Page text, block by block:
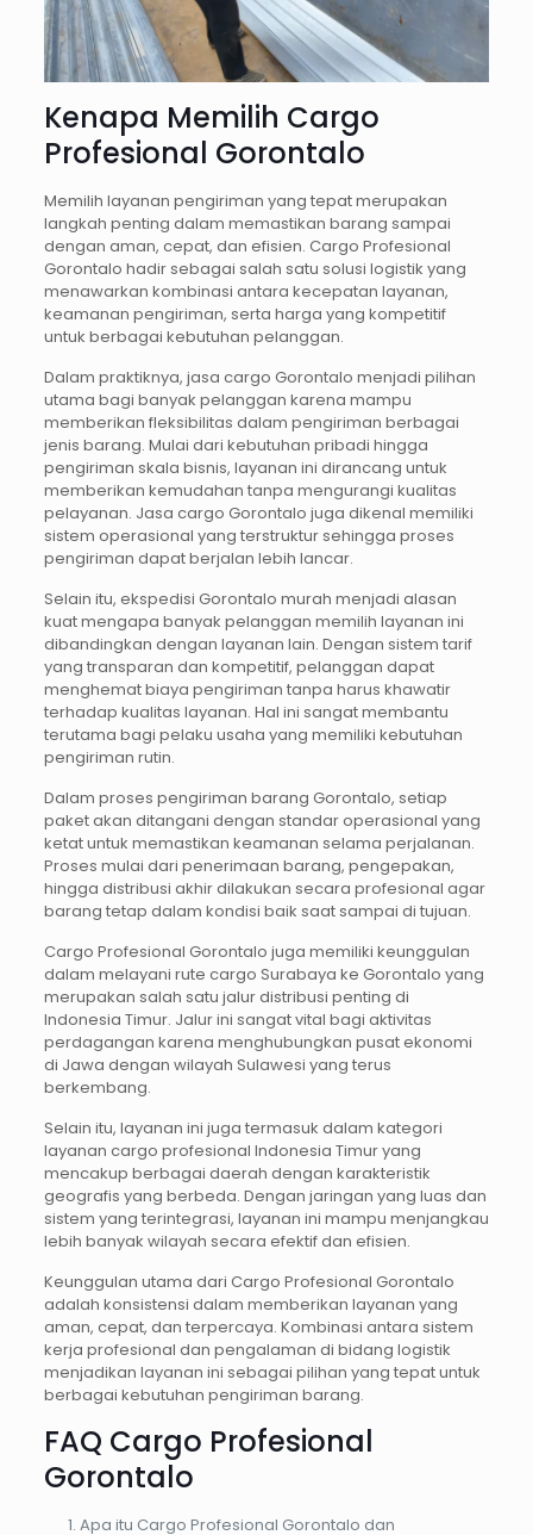
Kenapa Memilih Cargo
Profesional Gorontalo
Memilih layanan pengiriman yang tepat merupakan
langkah penting dalam memastikan barang sampai
dengan aman, cepat, dan efisien. Cargo Profesional
Gorontalo hadir sebagai salah satu solusi logistik yang
menawarkan kombinasi antara kecepatan layanan,
keamanan pengiriman, serta harga yang kompetitif
untuk berbagai kebutuhan pelanggan.
Dalam praktiknya, jasa cargo Gorontalo menjadi pilihan
utama bagi banyak pelanggan karena mampu
memberikan fleksibilitas dalam pengiriman berbagai
jenis barang. Mulai dari kebutuhan pribadi hingga
pengiriman skala bisnis, layanan ini dirancang untuk
memberikan kemudahan tanpa mengurangi kualitas
pelayanan. Jasa cargo Gorontalo juga dikenal memiliki
sistem operasional yang terstruktur sehingga proses
pengiriman dapat berjalan lebih lancar.
Selain itu, ekspedisi Gorontalo murah menjadi alasan
kuat mengapa banyak pelanggan memilih layanan ini
dibandingkan dengan layanan lain. Dengan sistem tarif
yang transparan dan kompetitif, pelanggan dapat
menghemat biaya pengiriman tanpa harus khawatir
terhadap kualitas layanan. Hal ini sangat membantu
terutama bagi pelaku usaha yang memiliki kebutuhan
pengiriman rutin.
Dalam proses pengiriman barang Gorontalo, setiap
paket akan ditangani dengan standar operasional yang
ketat untuk memastikan keamanan selama perjalanan.
Proses mulai dari penerimaan barang, pengepakan,
hingga distribusi akhir dilakukan secara profesional agar
barang tetap dalam kondisi baik saat sampai di tujuan.
Cargo Profesional Gorontalo juga memiliki keunggulan
dalam melayani rute cargo Surabaya ke Gorontalo yang
merupakan salah satu jalur distribusi penting di
Indonesia Timur. Jalur ini sangat vital bagi aktivitas
perdagangan karena menghubungkan pusat ekonomi
di Jawa dengan wilayah Sulawesi yang terus
berkembang.
Selain itu, layanan ini juga termasuk dalam kategori
layanan cargo profesional Indonesia Timur yang
mencakup berbagai daerah dengan karakteristik
geografis yang berbeda. Dengan jaringan yang luas dan
sistem yang terintegrasi, layanan ini mampu menjangkau
lebih banyak wilayah secara efektif dan efisien.
Keunggulan utama dari Cargo Profesional Gorontalo
adalah konsistensi dalam memberikan layanan yang
aman, cepat, dan terpercaya. Kombinasi antara sistem
kerja profesional dan pengalaman di bidang logistik
menjadikan layanan ini sebagai pilihan yang tepat untuk
berbagai kebutuhan pengiriman barang.
FAQ Cargo Profesional
Gorontalo
Apa itu Cargo Profesional Gorontalo dan